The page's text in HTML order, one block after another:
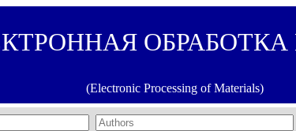
(Electronic Processing of Materials)